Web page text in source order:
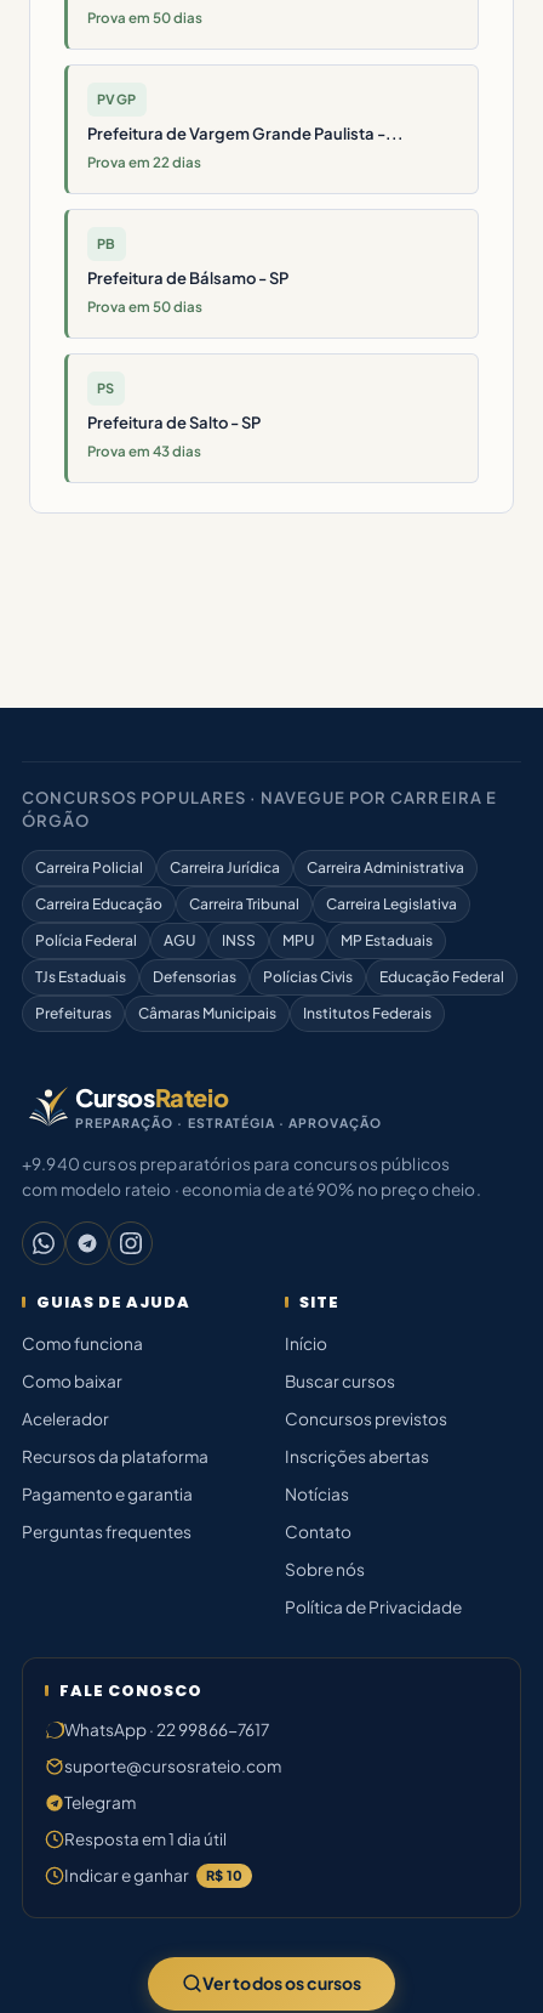
Prova em 50 dias
PVGP
Prefeitura de Vargem Grande Paulista -...
Prova em 22 dias
PB
Prefeitura de Bálsamo - SP
Prova em 50 dias
PS
Prefeitura de Salto - SP
Prova em 43 dias
CONCURSOS POPULARES · NAVEGUE POR CARREIRA E
ÓRGÃO
Carreira Policial Carreira Jurídica
Carreira Administrativa
Carreira Educação
Carreira Tribunal
Carreira Legislativa
Polícia Federal
AGU INSS MPU
MP Estaduais
TJs Estaduais
Defensorias Polícias Civis
Educação Federal
Prefeituras
Câmaras Municipais Institutos Federais
CursosRateio
PREPARAÇÃO · ESTRATÉGIA · APROVAÇÃO
+9.940 cursos preparatórios para concursos públicos
com modelo rateio · economia de até 90% no preço cheio.
GUIAS DE AJUDA
Como funciona
Como baixar
Acelerador
Recursos da plataforma
Pagamento e garantia
Perguntas frequentes
SITE
Início
Buscar cursos
Concursos previstos
Inscrições abertas
Notícias
Contato
Sobre nós
Política de Privacidade
FALE CONOSCO
WhatsApp · 22 99866-7617
suporte@cursosrateio.com
Telegram
Resposta em 1 dia útil
Indicar e ganhar
R$ 10
Ver todos os cursos